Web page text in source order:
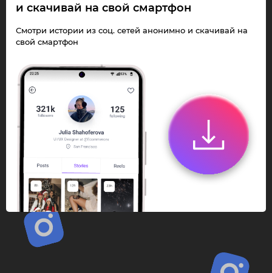
Смотри Stories и
скачивай Reels без
ограничений!
Переходи в ИнстаПай бот - смотри и
Stories
анонимно в чате
или Telegram-приложении.
Быстро, просто и удобно.
Перейти к боту
и скачивай на свой смартфон
Смотри истории из соц. сетей анонимно и скачивай на
свой смартфон